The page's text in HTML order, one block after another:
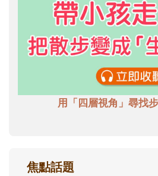
用「四層視角」尋找
焦點話題